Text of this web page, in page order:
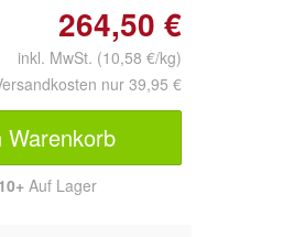
264,50 €
inkl. MwSt. (10,58 €/kg)
nur 39,95 €
Warenkorb
10+ Auf Lager